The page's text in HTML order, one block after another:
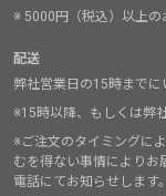
この保温性能、
ち、現在の為
持つスカルパが
先鋭的なブーツ
※ 5000円（税込）以上の
配送
弊社営業日の15時までに
※15時以降、もしくは弊
※ご注文のタイミングに
むを得ない事情によりお
電話にてお知らせします。